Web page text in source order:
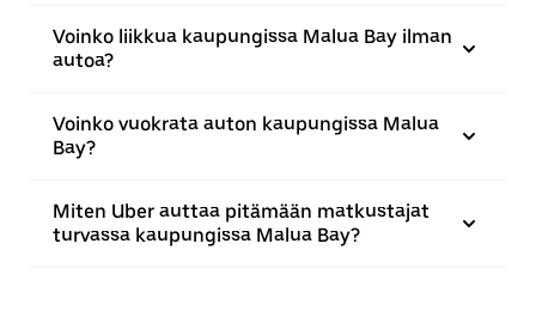
Voinko liikkua kaupungissa Malua Bay ilman
autoa?
Voinko vuokrata auton kaupungissa Malua
Bay?
Miten Uber auttaa pitämään matkustajat
turvassa kaupungissa Malua Bay?